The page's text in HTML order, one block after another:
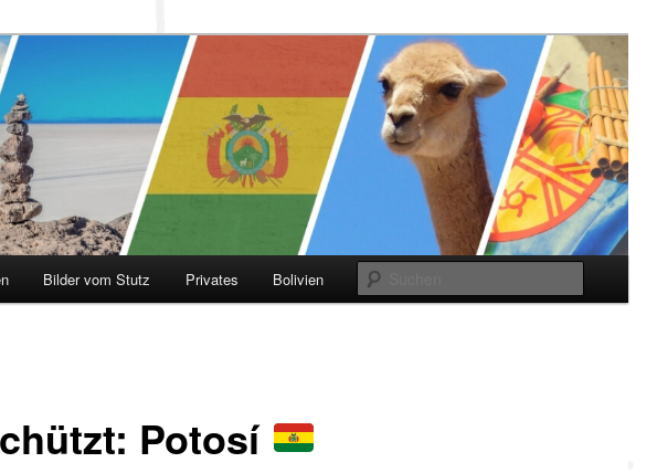
Stutz
Bilder vom Stutz Privates Bolivien
Potosí